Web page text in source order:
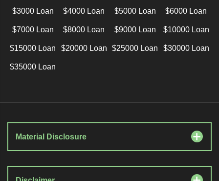
$3000 Loan $4000 Loan $5000 Loan $6000 Loan
$7000 Loan $8000 Loan $9000 Loan $10000 Loan
$15000 Loan $20000 Loan $25000 Loan $30000 Loan
$35000 Loan
Material Disclosure